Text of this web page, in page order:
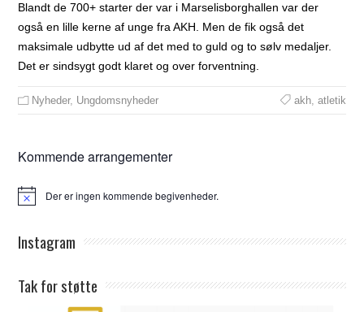
Blandt de 700+ starter der var i Marselisborghallen var der
også en lille kerne af unge fra AKH. Men de fik også det
maksimale udbytte ud af det med to guld og to sølv medaljer.
Det er sindsygt godt klaret og over forventning.
Nyheder, Ungdomsnyheder akh, atletik
Kommende arrangementer
Notice Der er ingen kommende begivenheder.
Instagram
Tak for støtte